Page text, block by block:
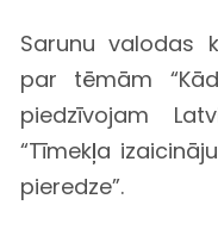
Sarunu valodas
par tēmām
piedzīvojam
“Tīmekļa
pieredze”.